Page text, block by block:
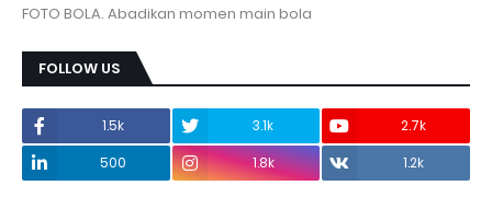
FOTO BOLA. Abadikan momen main bola
FOLLOW US
1.5k 3.1k
2.7k
500
1.8k 1.2k